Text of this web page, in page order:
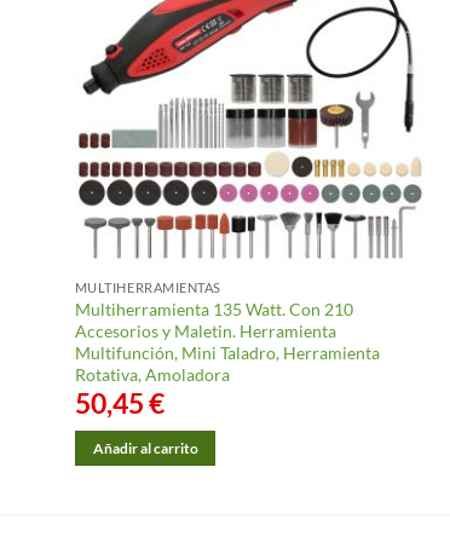
MULTIHERRAMIENTAS
Multiherramienta 135 Watt. Con 210
Accesorios y Maletin. Herramienta
Multifunción, Mini Taladro, Herramienta
Rotativa, Amoladora
50,45€
Añadir al carrito